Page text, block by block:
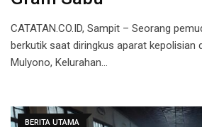
CATATAN.CO.ID, Sampit – Seorang
berkutik saat diringkus aparat kepolisian
Mulyono, Kelurahan…
BERITA UTAMA